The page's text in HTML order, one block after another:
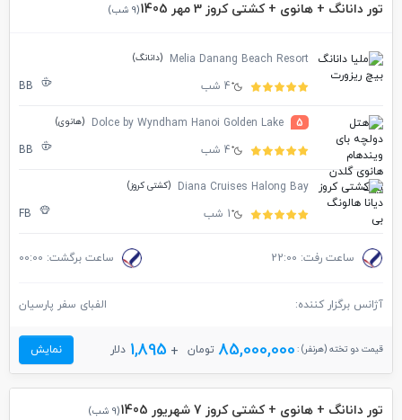
تور دانانگ + هانوی + کشتی کروز 3 مهر 1405 (9 شب)
Melia Danang Beach Resort (دانانگ)
4 شب BB
5
Dolce by Wyndham Hanoi Golden Lake (هانوی)
4 شب BB
Diana Cruises Halong Bay (کشتی کروز)
1 شب FB
ساعت رفت: 22:00 ساعت برگشت: 00:00
آژانس برگزار کننده: الفبای سفر پارسیان
قیمت دو تخته (هرنفر) : 85,000,000 تومان 1,895 دلار نمایش
تور دانانگ + هانوی + کشتی کروز 7 شهریور 1405 (9 شب)